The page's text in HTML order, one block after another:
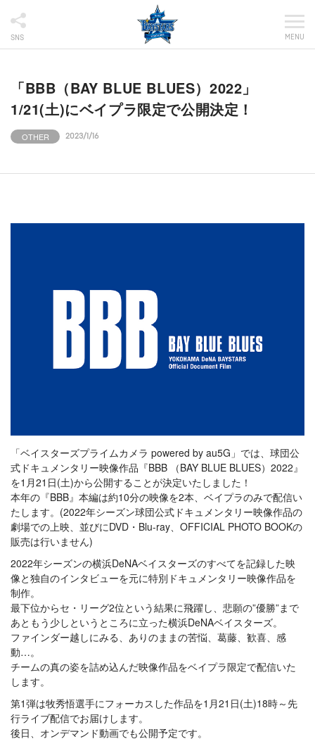
SNS MENU
「BBB（BAY BLUE BLUES）2022」
1/21(土)にベイプラ限定で公開決定！
OTHER 2023/1/16
「ベイスターズプライムカメラ powered by au5G」では、球団公
式ドキュメンタリー映像作品『BBB （BAY BLUE BLUES）2022』
を1月21日(土)から公開することが決定いたしました！
本年の『BBB』本編は約10分の映像を2本、ベイプラのみで配信い
たします。(2022年シーズン球団公式ドキュメンタリー映像作品の
劇場での上映、並びにDVD・Blu-ray、OFFICIAL PHOTO BOOKの
販売は行いません)
2022年シーズンの横浜DeNAベイスターズのすべてを記録した映
像と独自のインタビューを元に特別ドキュメンタリー映像作品を
制作。
最下位からセ・リーグ2位という結果に飛躍し、悲願の”優勝”まで
あともう少しというところに立った横浜DeNAベイスターズ。
ファインダー越しにみる、ありのままの苦悩、葛藤、歓喜、感
動…。
チームの真の姿を詰め込んだ映像作品をベイプラ限定で配信いた
します。
第1弾は牧秀悟選手にフォーカスした作品を1月21日(土)18時～先
行ライブ配信でお届けします。
後日、オンデマンド動画でも公開予定です。